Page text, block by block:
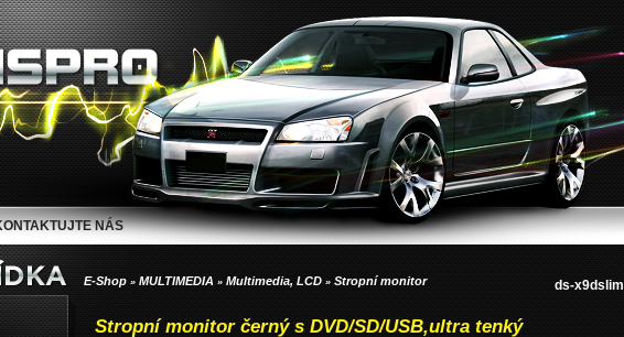
E-Shop » MULTIMEDIA » Multimedia, LCD » Stropní monitor
Stropní monitor černý s DVD/SD/USB,ultra tenký
ds-x9dslim
NÁS